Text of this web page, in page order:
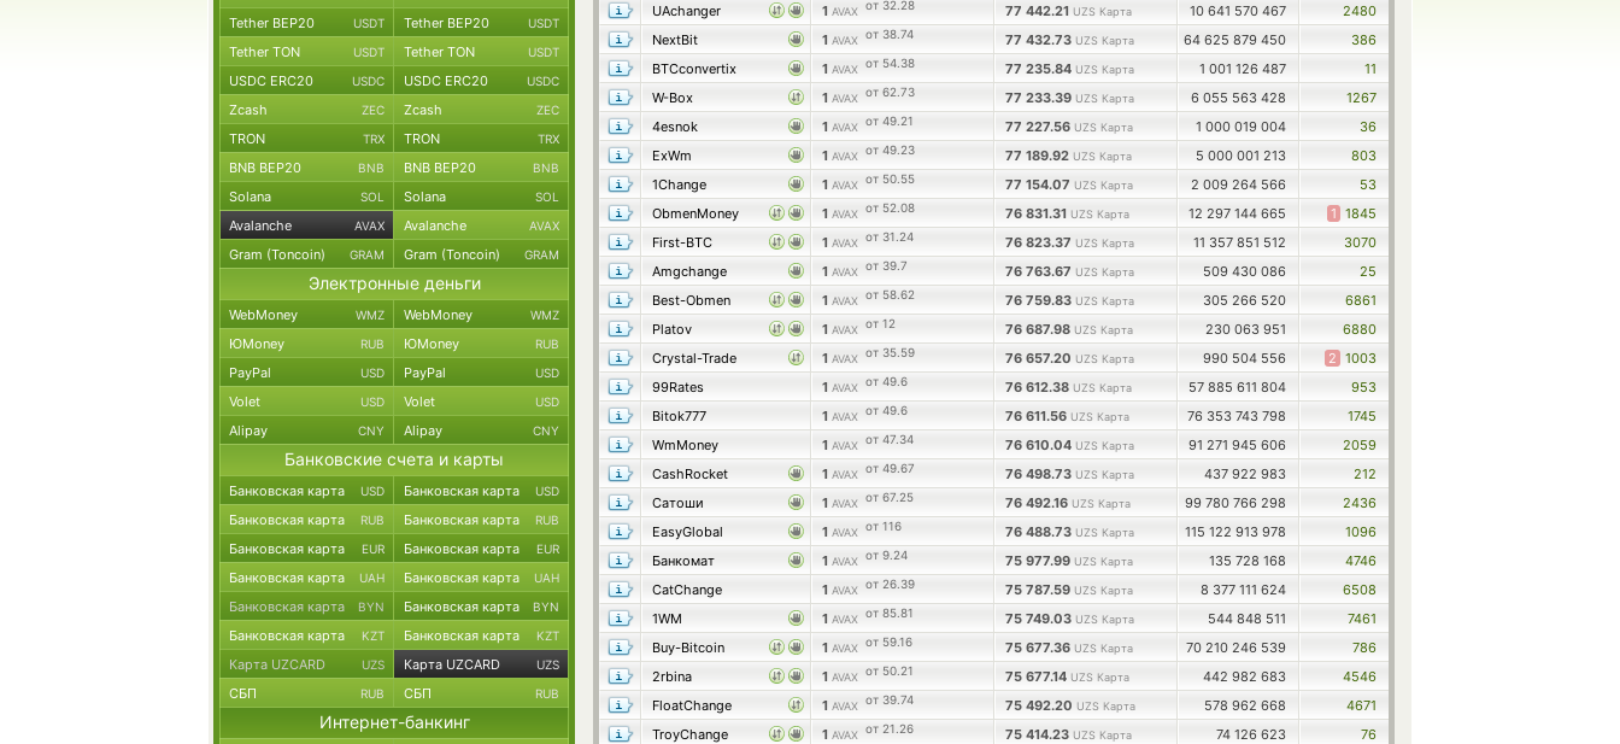
UAchanger
1 AVAX от 32.28 77 442.21 UZS Карта 10 641 570 467
2480
NextBit
1 AVAX от 38.74 77 432.73 UZS Карта 64 625 879 450
386
BTCconvertix
1 AVAX от 54.38 77 235.84 UZS Карта 1 001 126 487
11
W-Box
1 AVAX от 62.73 77 233.39 UZS Карта 6 055 563 428
1267
4esnok
1 AVAX от 49.21 77 227.56 UZS Карта 1 000 019 004
36
ExWm
1 AVAX от 49.23 77 189.92 UZS Карта 5 000 001 213
803
1Change
1 AVAX от 50.55 77 154.07 UZS Карта 2 009 264 566
53
ObmenMoney
1 AVAX от 52.08 76 831.31 UZS Карта 12 297 144 665 1 1845
First-BTC
1 AVAX от 31.24 76 823.37 UZS Карта 11 357 851 512
3070
Amgchange
1 AVAX от 39.7 76 763.67 UZS Карта 509 430 086
25
Best-Obmen
1 AVAX от 58.62 76 759.83 UZS Карта 305 266 520
6861
Platov
1 AVAX от 12 76 687.98 UZS Карта 230 063 951
6880
Crystal-Trade
1 AVAX от 35.59 76 657.20 UZS Карта 990 504 556 2 1003
99Rates
1 AVAX от 49.6 76 612.38 UZS Карта 57 885 611 804
953
Bitok777
1 AVAX от 49.6 76 611.56 UZS Карта 76 353 743 798
1745
WmMoney
1 AVAX от 47.34 76 610.04 UZS Карта 91 271 945 606
2059
CashRocket
1 AVAX от 49.67 76 498.73 UZS Карта 437 922 983
212
Сатоши
1 AVAX от 67.25 76 492.16 UZS Карта 99 780 766 298
2436
EasyGlobal
1 AVAX от 116 76 488.73 UZS Карта 115 122 913 978
1096
Банкомат
1 AVAX от 9.24 75 977.99 UZS Карта 135 728 168
4746
CatChange
1 AVAX от 26.39 75 787.59 UZS Карта 8 377 111 624
6508
1WM
1 AVAX от 85.81 75 749.03 UZS Карта 544 848 511
7461
Buy-Bitcoin
1 AVAX от 59.16 75 677.36 UZS Карта 70 210 246 539
786
2rbina
1 AVAX от 50.21 75 677.14 UZS Карта 442 982 683
4546
FloatChange
1 AVAX от 39.74 75 492.20 UZS Карта 578 962 668
4671
TroyChange
1 AVAX от 21.26 75 414.23 UZS Карта 74 126 623
76
Tether BEP20 USDT Tether BEP20 USDT
Tether TON USDT Tether TON USDT
USDC ERC20 USDC USDC ERC20 USDC
Zcash ZEC Zcash ZEC
TRON TRX TRON TRX
BNB BEP20 BNB BNB BEP20 BNB
Solana SOL Solana SOL
Avalanche AVAX Avalanche AVAX
Gram (Toncoin) GRAM Gram (Toncoin) GRAM
Электронные деньги
WebMoney WMZ WebMoney WMZ
ЮMoney RUB ЮMoney RUB
PayPal USD PayPal USD
Volet USD Volet USD
Alipay CNY Alipay CNY
Банковские счета и карты
Банковская карта USD Банковская карта USD
Банковская карта RUB Банковская карта RUB
Банковская карта EUR Банковская карта EUR
Банковская карта UAH Банковская карта UAH
Банковская карта BYN Банковская карта BYN
Банковская карта KZT Банковская карта KZT
Карта UZCARD UZS Карта UZCARD UZS
СБП RUB СБП RUB
Интернет-банкинг